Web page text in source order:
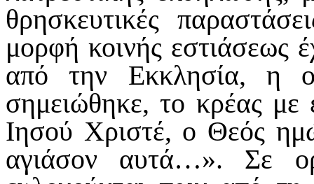
θρησκευτικές
μορφή κοινής εστιάσεως
από την Εκκλησία, η
σημειώθηκε, το κρέας με
Ιησού Χριστέ, ο Θεός
αγιάσον αυτά…». Σε